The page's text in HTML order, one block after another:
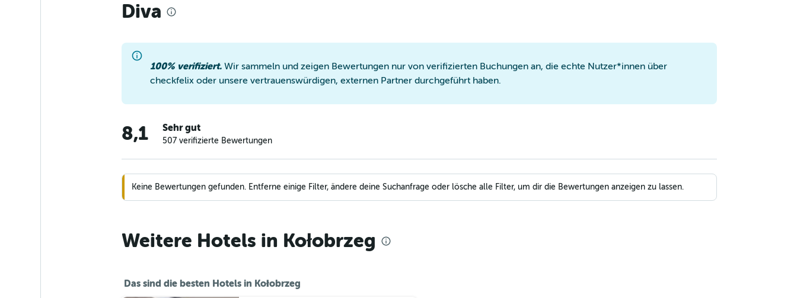
Diva
100% verifiziert. Wir sammeln und zeigen Bewertungen nur von verifizierten Buchungen an, die echte Nutzer*innen über
checkfelix oder unsere vertrauenswürdigen, externen Partner durchgeführt haben.
8,1 Sehr gut
507 verifizierte Bewertungen
Keine Bewertungen gefunden. Entferne einige Filter, ändere deine Suchanfrage oder lösche alle Filter, um dir die Bewertungen anzeigen zu lassen.
Weitere Hotels in Kołobrzeg
Das sind die besten Hotels in Kołobrzeg